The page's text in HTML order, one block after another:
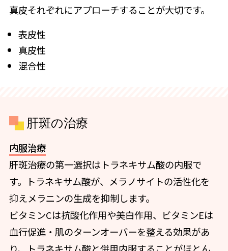
真皮それぞれにアプローチすることが大切です。
表皮性
真皮性
混合性
肝斑の治療
内服治療
肝斑治療の第一選択はトラネキサム酸の内服で
す。トラネキサム酸が、メラノサイトの活性化を
抑えメラニンの生成を抑制します。
ビタミンCは抗酸化作用や美白作用、ビタミンEは
血行促進・肌のターンオーバーを整える効果があ